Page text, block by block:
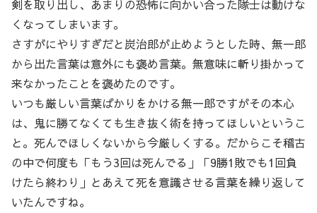
剣を取り出し、あまりの恐怖に向かい合った隊士は動けな
くなってしまいます。
さすがにやりすぎだと炭治郎が止めようとした時、無一郎
から出た言葉は意外にも褒め言葉。無意味に斬り掛かって
来なかったことを褒めたのです。
いつも厳しい言葉ばかりをかける無一郎ですがその本心
は、鬼に勝てなくても生き抜く術を持ってほしいというこ
と。死んでほしくないから今厳しくする。だからこそ稽古
の中で何度も「もう3回は死んでる」「9勝1敗でも1回負
けたら終わり」とあえて死を意識させる言葉を繰り返して
いたんですね。